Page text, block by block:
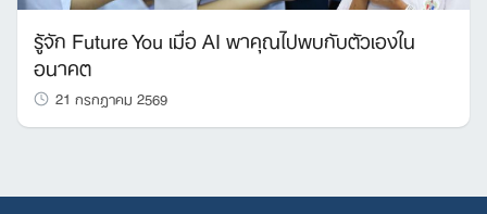
รู้จัก Future You เมื่อ AI พาคุณไปพบกับตัวเองใน
อนาคต
21 กรกฎาคม 2569